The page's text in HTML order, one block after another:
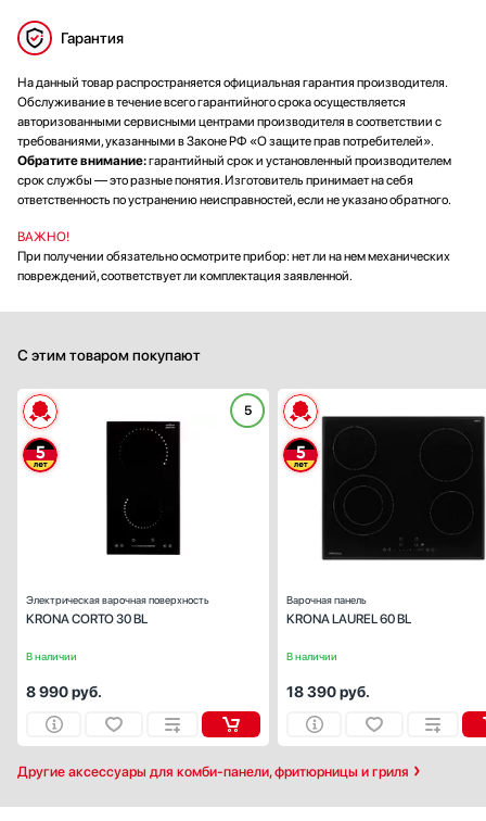
Гарантия
На данный товар распространяется официальная гарантия производителя.
Обслуживание в течение всего гарантийного срока осуществляется
авторизованными сервисными центрами производителя в соответствии с
требованиями, указанными в Законе РФ «О защите прав потребителей».
Обратите внимание:гарантийный срок и установленный производителем
срок службы — это разные понятия. Изготовитель принимает на себя
ответственность по устранению неисправностей, если не указано обратного.
ВАЖНО!
При получении обязательно осмотрите прибор: нет ли на нем механических
повреждений, соответствует ли комплектация заявленной.
С этим товаром покупают
Другие аксессуары для комби-панели, фритюрницы и гриля
5
В наличии
Электрическая варочная поверхность
KRONA CORTO 30 BL
Габариты (ВхШхГ), см:
Цвет :
Панель конфорок:
Общее количество конфорок:
8 990руб.
В наличии
Варочная панель
KRONA LAUREL 60 BL
18 390руб.